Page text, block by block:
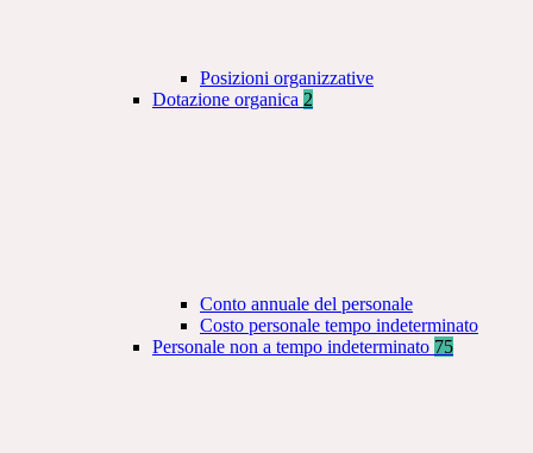
Posizioni organizzative
Dotazione organica 2
Conto annuale del personale
Costo personale tempo indeterminato
Personale non a tempo indeterminato 75